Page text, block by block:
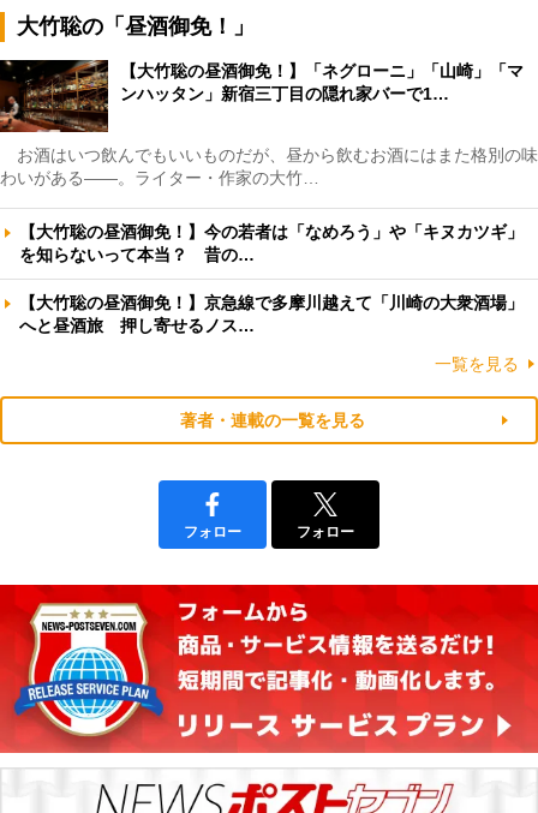
大竹聡の「昼酒御免！」
【大竹聡の昼酒御免！】「ネグローニ」「山崎」「マ
ンハッタン」新宿三丁目の隠れ家バーで1…
お酒はいつ飲んでもいいものだが、昼から飲むお酒にはまた格別の味
わいがある――。ライター・作家の大竹…
【大竹聡の昼酒御免！】今の若者は「なめろう」や「キヌカツギ」
を知らないって本当？ 昔の…
【大竹聡の昼酒御免！】京急線で多摩川越えて「川崎の大衆酒場」
へと昼酒旅 押し寄せるノス…
一覧を見る
著者・連載の一覧を見る
フォロー フォロー